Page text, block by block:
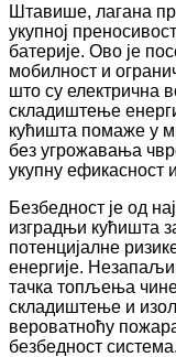
Штавише, лагана
укупној
батерије. Ово је
мобилност и
што су електрична
складиштење
кућишта помаже у
без угрожавања
укупну ефикасност
Безбедност је од
изградњи кућишта
потенцијалне
енергије.
тачка топљења
складиштење и
вероватноћу
безбедност система.